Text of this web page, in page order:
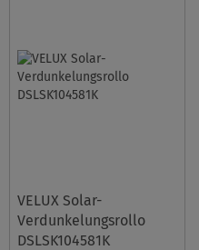
VELUX Solar-
Verdunkelungsrollo
DSLSK104581K